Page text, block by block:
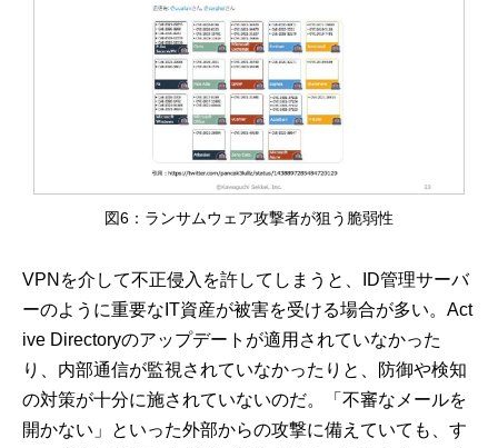
図6：ランサムウェア攻撃者が狙う脆弱性
VPNを介して不正侵入を許してしまうと、ID管理サーバ
ーのように重要なIT資産が被害を受ける場合が多い。Act
ive Directoryのアップデートが適用されていなかった
り、内部通信が監視されていなかったりと、防御や検知
の対策が十分に施されていないのだ。「不審なメールを
開かない」といった外部からの攻撃に備えていても、す